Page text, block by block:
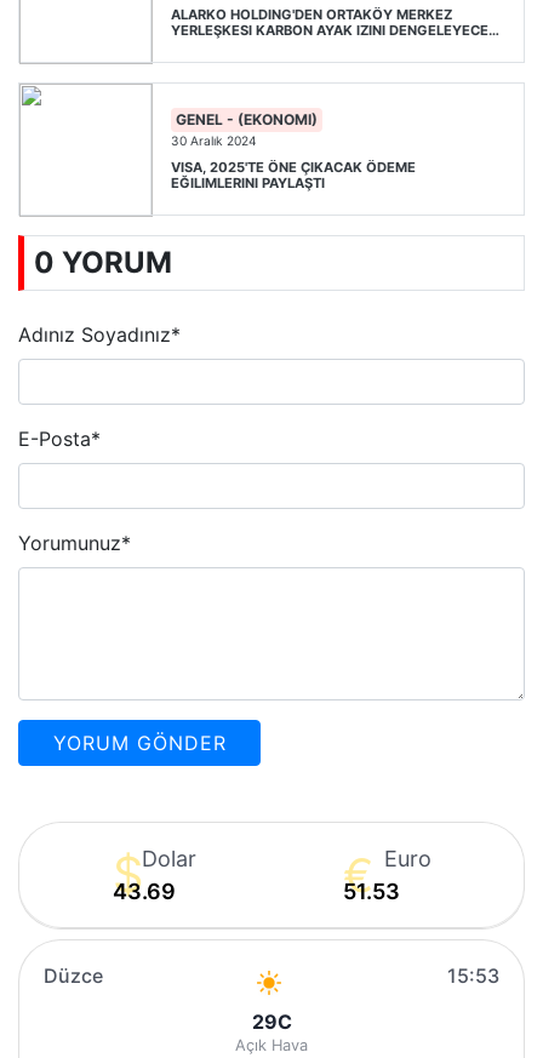
ALARKO HOLDING'DEN ORTAKÖY MERKEZ
YERLEŞKESI KARBON AYAK IZINI DENGELEYECEK
GENEL - (EKONOMI)
30 Aralık 2024
VISA, 2025'TE ÖNE ÇIKACAK ÖDEME
EĞILIMLERINI PAYLAŞTI
0 YORUM
Adınız Soyadınız*
E-Posta*
Yorumunuz*
Dolar
43.69
Euro
51.53
Düzce
15:53
29C
Açık Hava